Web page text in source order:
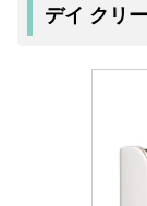
デイ クリ